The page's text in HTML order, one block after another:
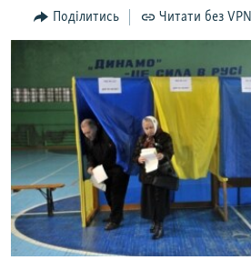
Перейти
до
ПОГЛЯД
ВСЕ ЗА ДЕНЬ
СПЕЦПРОЕКТИ
ДЕПОРТАЦІЯ
ВІДЕОУРОКИ «ELIFBE»
СВІДЧЕННЯ ОКУПАЦІЇ
УКРАЇНСЬКА ПРОБЛЕМА КРИМУ
ЯК ОБІЙТИ БЛОКУВАННЯ
Русский
Qırımtatar
Поділитись Читати без VPN